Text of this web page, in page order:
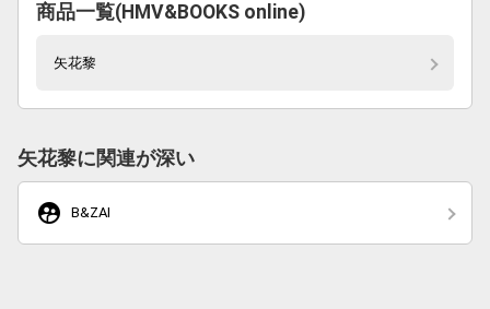
商品一覧(HMV&BOOKS online)
矢花黎
矢花黎に関連が深い
supervised_user_circle B&ZAI